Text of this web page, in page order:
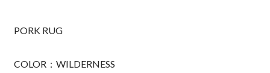
PORK RUG
COLOR：WILDERNESS